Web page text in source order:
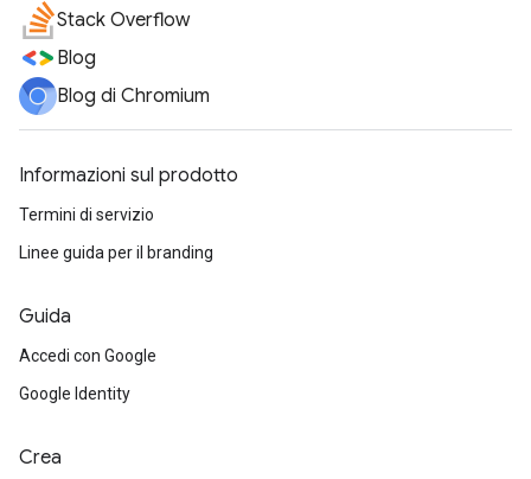
Stack Overflow
Blog
Blog di Chromium
Informazioni sul prodotto
Termini di servizio
Linee guida per il branding
Guida
Accedi con Google
Google Identity
Crea